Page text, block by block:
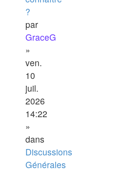
?
par
GraceG
»
ven.
10
juil.
2026
14:22
»
dans
Discussions
Générales